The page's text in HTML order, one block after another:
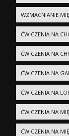
WZMACNIANIE
ĆWICZENIA NA
ĆWICZENIA NA
ĆWICZENIA NA
ĆWICZENIA NA
ĆWICZENIA NA
ĆWICZENIA NA